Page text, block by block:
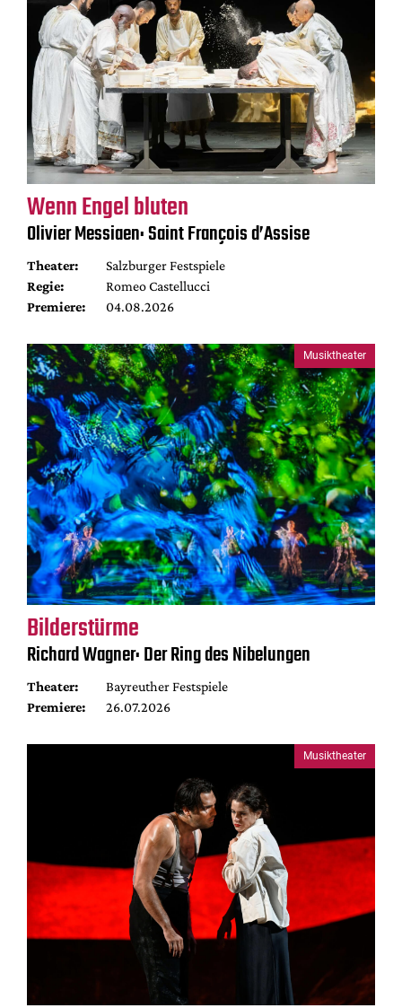
Wenn Engel bluten
Olivier Messiaen: Saint François d’Assise
Theater:
Salzburger Festspiele
Regie:
Romeo Castellucci
Premiere:
04.08.2026
Musiktheater
Bilderstürme
Richard Wagner: Der Ring des Nibelungen
Theater:
Bayreuther Festspiele
Premiere:
26.07.2026
Musiktheater